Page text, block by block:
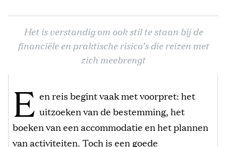
Het is verstandig om ook stil te staan bij de
financiële en praktische risico’s die reizen met
zich meebrengt
E en reis begint vaak met voorpret: het
uitzoeken van de bestemming, het
boeken van een accommodatie en het plannen
van activiteiten. Toch is een goede